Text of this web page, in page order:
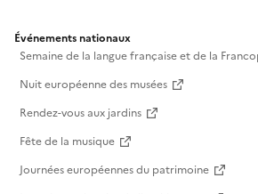
Événements nationaux
Semaine de la langue française et de la
Nuit européenne des musées
Rendez-vous aux jardins
Fête de la musique
Journées européennes du patrimoine